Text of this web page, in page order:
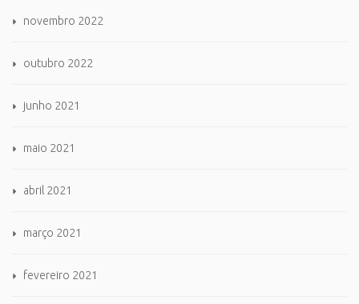
novembro 2022
outubro 2022
junho 2021
maio 2021
abril 2021
março 2021
fevereiro 2021